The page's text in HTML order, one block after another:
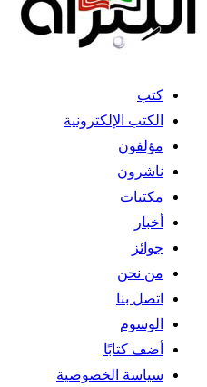
كتب
الكتب الإلكترونية
مؤلفون
ناشرون
مكتبات
أخبار
جوائز
من نحن
اتصل بنا
الوسوم
أضف كتابًا
سياسة الخصوصية